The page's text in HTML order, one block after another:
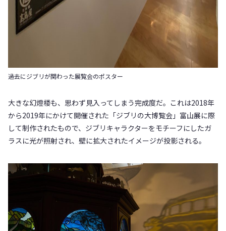
過去にジブリが関わった展覧会のポスター
大きな幻燈楼も、思わず見入ってしまう完成度だ。これは2018年
から2019年にかけて開催された「ジブリの大博覧会」富山展に際
して制作されたもので、ジブリキャラクターをモチーフにしたガ
ラスに光が照射され、壁に拡大されたイメージが投影される。